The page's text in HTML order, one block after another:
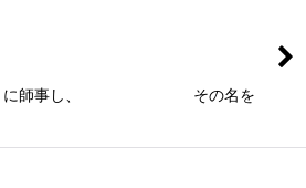
秋峰）に師事し、 その名を